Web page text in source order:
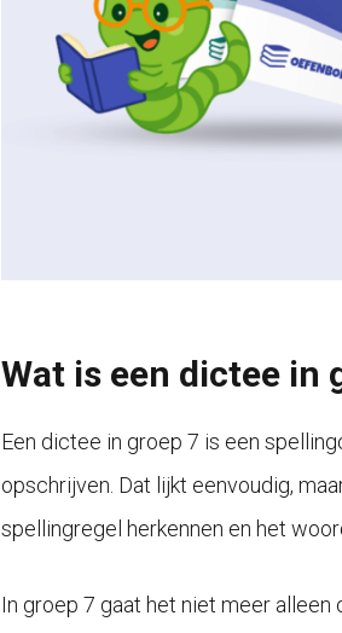
Wat is een dictee in
Een dictee in groep 7 is een
opschrijven. Dat lijkt eenvoudig,
spellingregel herkennen en het
In groep 7 gaat het niet meer